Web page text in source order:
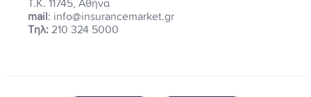
Τ.Κ. 11745, Αθήνα
mail: info@insurancemarket.gr
Τηλ: 210 324 5000